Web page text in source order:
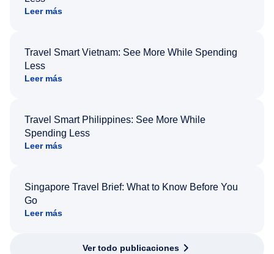
Leer más
Travel Smart Vietnam: See More While Spending
Less
Leer más
Travel Smart Philippines: See More While
Spending Less
Leer más
Singapore Travel Brief: What to Know Before You
Go
Leer más
Ver todo publicaciones